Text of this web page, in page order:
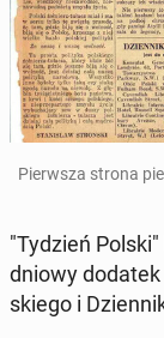
Pierw­sza strona
"Tydzień
dnio­wy
skie­go i